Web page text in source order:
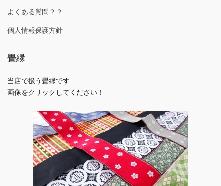
よくある質問？？
個人情報保護方針
畳縁
当店で扱う畳縁です
画像をクリックしてください！